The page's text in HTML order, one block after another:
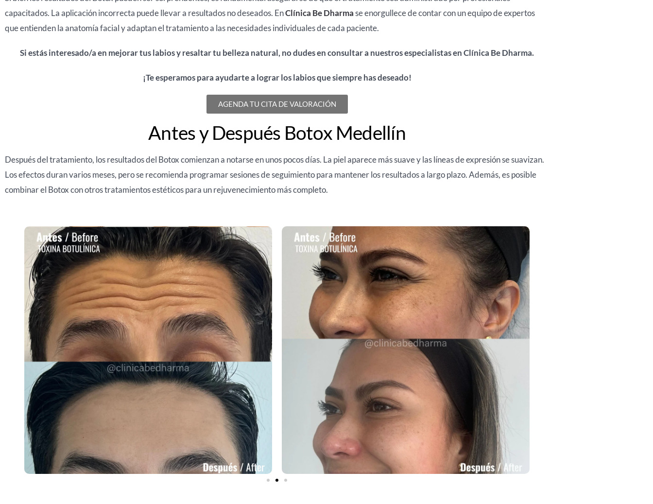
capacitados. La aplicación incorrecta puede llevar a resultados no deseados. EnClínica Be Dharmase enorgullece de contar con un equipo de expertos
que entienden la anatomía facial y adaptan el tratamiento a las necesidades individuales de cada paciente.
Si estás interesado/a en mejorar tus labios y resaltar tu belleza natural, no dudes en consultar a nuestros especialistas en Clínica Be Dharma.
¡Te esperamos para ayudarte a lograr los labios que siempre has deseado!
AGENDA TU CITA DE VALORACIÓN
Antes y Después Botox Medellín
Después del tratamiento, los resultados del Botox comienzan a notarse en unos pocos días. La piel aparece más suave y las líneas de expresión se suavizan.
Los efectos duran varios meses, pero se recomienda programar sesiones de seguimiento para mantener los resultados a largo plazo. Además, es posible
combinar el Botox con otros tratamientos estéticos para un rejuvenecimiento más completo.